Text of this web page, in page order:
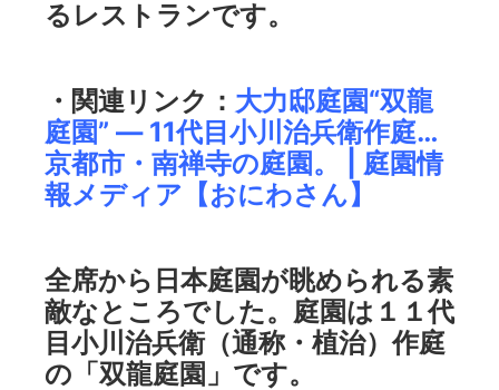
るレストランです。
・関連リンク： 大力邸庭園“双龍
庭園” ― 11代目小川治兵衛作庭…
京都市・南禅寺の庭園。 | 庭園情
報メディア【おにわさん】
全席から日本庭園が眺められる素
敵なところでした。庭園は１１代
目小川治兵衛（通称・植治）作庭
の「双龍庭園」です。